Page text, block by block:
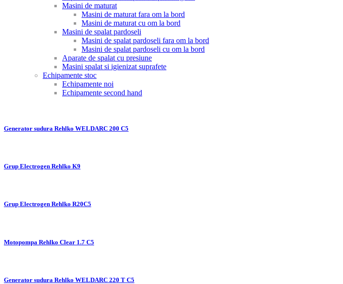
Masini de maturat
Masini de maturat fara om la bord
Masini de maturat cu om la bord
Masini de spalat pardoseli
Masini de spalat pardoseli fara om la bord
Masini de spalat pardoseli cu om la bord
Aparate de spalat cu presiune
Masini spalat si igienizat suprafete
Echipamente stoc
Echipamente noi
Echipamente second hand
Generator sudura Rehlko WELDARC 200 C5
Grup Electrogen Rehlko K9
Grup Electrogen Rehlko R20C5
Motopompa Rehlko Clear 1.7 C5
Generator sudura Rehlko WELDARC 220 T C5